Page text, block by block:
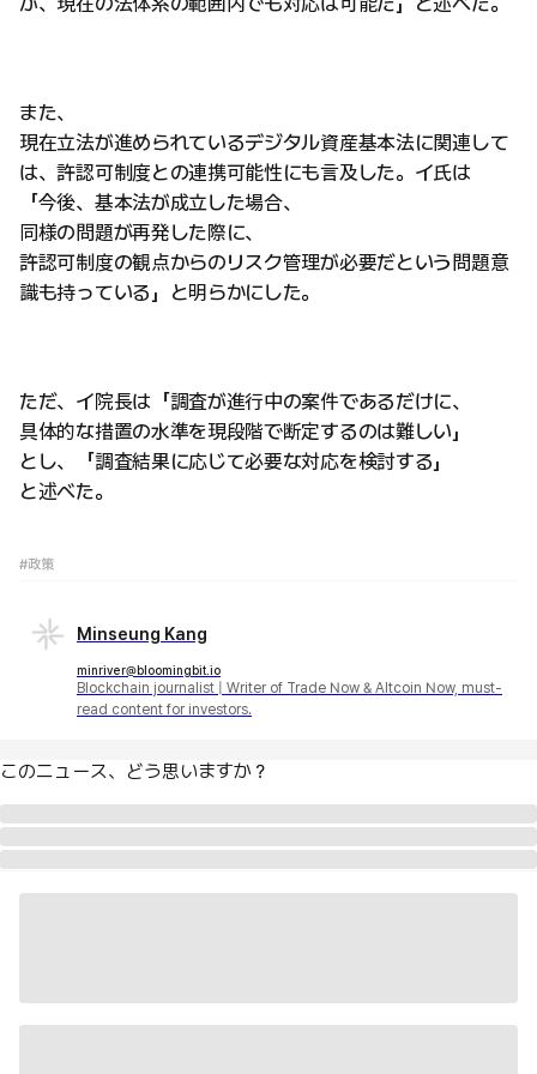
また、
現在立法が進められているデジタル資産基本法に関連して
は、許認可制度との連携可能性にも言及した。イ氏は
「今後、基本法が成立した場合、
同様の問題が再発した際に、
許認可制度の観点からのリスク管理が必要だという問題意
識も持っている」と明らかにした。
ただ、イ院長は「調査が進行中の案件であるだけに、
具体的な措置の水準を現段階で断定するのは難しい」
とし、「調査結果に応じて必要な対応を検討する」
と述べた。
#政策
Minseung Kang
minriver@bloomingbit.io
Blockchain journalist | Writer of Trade Now & Altcoin Now, must-
read content for investors.
このニュース、どう思いますか？